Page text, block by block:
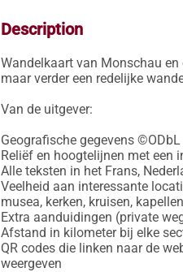
Description
Wandelkaart van Monschau
maar verder een redelijke
Van de uitgever:
Geografische gegevens
Reliëf en hoogtelijnen met een
Alle teksten in het Frans,
Veelheid aan interessante
musea, kerken, kruisen,
Extra aanduidingen (private
Afstand in kilometer bij elke
QR codes die linken naar de
weergeven